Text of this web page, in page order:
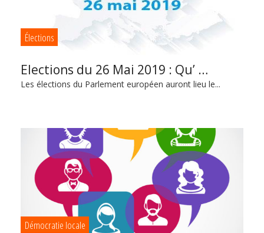
Élections
Elections du 26 Mai 2019 : Qu’ …
Les élections du Parlement européen auront lieu le...
Démocratie locale